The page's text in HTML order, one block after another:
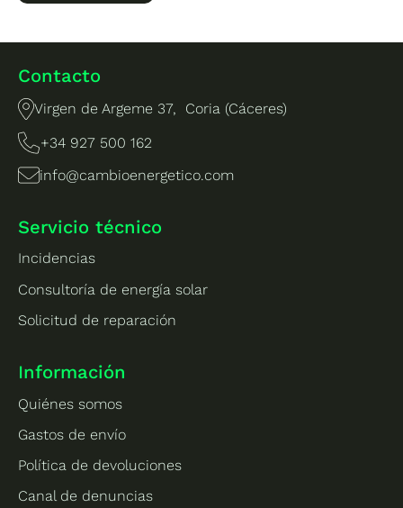
Contacto
Virgen de Argeme 37, Coria (Cáceres)
+34 927 500 162
info@cambioenergetico.com
Servicio técnico
Incidencias
Consultoría de energía solar
Solicitud de reparación
Información
Quiénes somos
Gastos de envío
Política de devoluciones
Canal de denuncias